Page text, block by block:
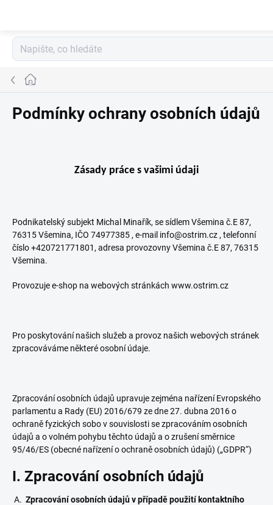
Domů
Podmínky ochrany osobních údajů
Zásady práce s vašimi údaji
Podnikatelský subjekt Michal Minařík, se sídlem Všemina č.E 87,
76315 Všemina, IČO 74977385 , e-mail info@ostrim.cz , telefonní
číslo +420721771801, adresa provozovny Všemina č.E 87, 76315
Všemina.
Provozuje e-shop na webových stránkách www.ostrim.cz
Pro poskytování našich služeb a provoz našich webových stránek
zpracováváme některé osobní údaje.
Zpracování osobních údajů upravuje zejména nařízení Evropského
parlamentu a Rady (EU) 2016/679 ze dne 27. dubna 2016 o
ochraně fyzických sobo v souvislosti se zpracováním osobních
údajů a o volném pohybu těchto údajů a o zrušení směrnice
95/46/ES (obecné nařízení o ochraně osobních údajů) („GDPR“)
I. Zpracování osobních údajů
A. Zpracování osobních údajů v případě použití kontaktního